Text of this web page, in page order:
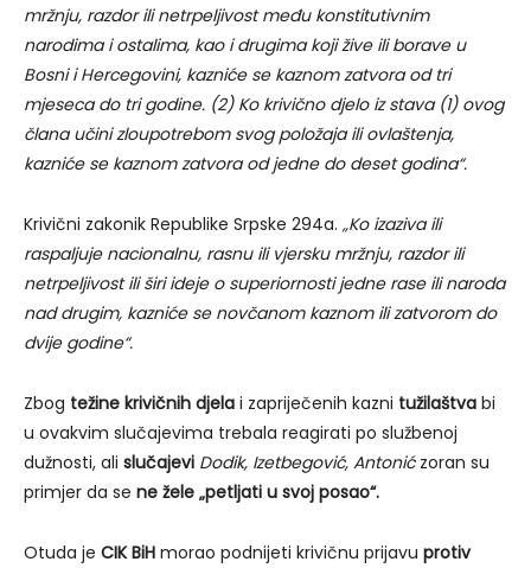
mržnju, razdor ili netrpeljivost među konstitutivnim
narodima i ostalima, kao i drugima koji žive ili borave u
Bosni i Hercegovini, kazniće se kaznom zatvora od tri
mjeseca do tri godine. (2) Ko krivično djelo iz stava (1) ovog
člana učini zloupotrebom svog položaja ili ovlaštenja,
kazniće se kaznom zatvora od jedne do deset godina“.
Krivični zakonik Republike Srpske 294a. „Ko izaziva ili
raspaljuje nacionalnu, rasnu ili vjersku mržnju, razdor ili
netrpeljivost ili širi ideje o superiornosti jedne rase ili naroda
nad drugim, kazniće se novčanom kaznom ili zatvorom do
dvije godine“.
Zbog težine krivičnih djela i zapriječenih kazni tužilaštva bi
u ovakvim slučajevima trebala reagirati po službenoj
dužnosti, ali slučajevi Dodik, Izetbegović, Antonićzoran su
primjer da se ne žele „petljati u svoj posao“.
Otuda je CIK BiH morao podnijeti krivičnu prijavu protiv